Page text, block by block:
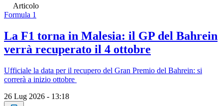
Articolo
Formula 1
La F1 torna in Malesia: il GP del Bahrein
verrà recuperato il 4 ottobre
Ufficiale la data per il recupero del Gran Premio del Bahrein: si
correrà a inizio ottobre
26 Lug 2026 - 13:18